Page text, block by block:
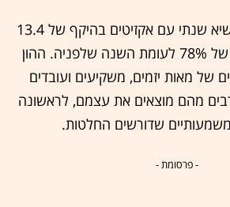
כבר ב-2024 נרשם שיא שנתי עם אקזיטים בהיקף של 13.4
מיליארד דולר - זינוק של 78% לעומת השנה שלפניה. ההון
של מאות יזמים, משקיעים ועובדים
מהם מוצאים את עצמם, לראשונה
שדורשים החלטות.
- פרסומת -